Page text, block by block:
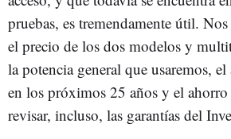
pruebas, es tremendamente útil.
el precio de los dos modelos y
la potencia general que usaremos,
en los próximos 25 años y el
revisar, incluso, las garantías del